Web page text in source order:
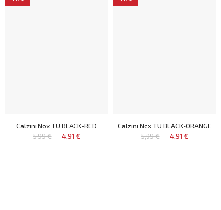
Calzini Nox TU BLACK-RED
5,99 €
4,91 €
Calzini Nox TU BLACK-ORANGE
5,99 €
4,91 €